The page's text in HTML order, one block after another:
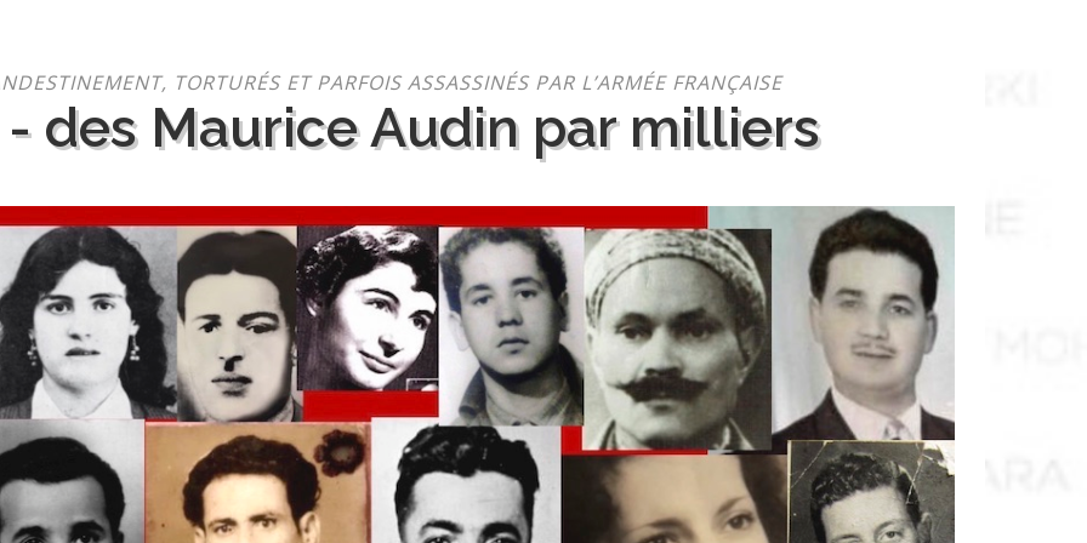
TORTURÉS ET PARFOIS ASSASSINÉS PAR L’ARMÉE FRANÇAISE
des Maurice Audin par milliers